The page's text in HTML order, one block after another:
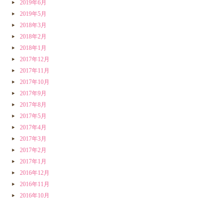
2019年6月
2019年5月
2018年3月
2018年2月
2018年1月
2017年12月
2017年11月
2017年10月
2017年9月
2017年8月
2017年5月
2017年4月
2017年3月
2017年2月
2017年1月
2016年12月
2016年11月
2016年10月